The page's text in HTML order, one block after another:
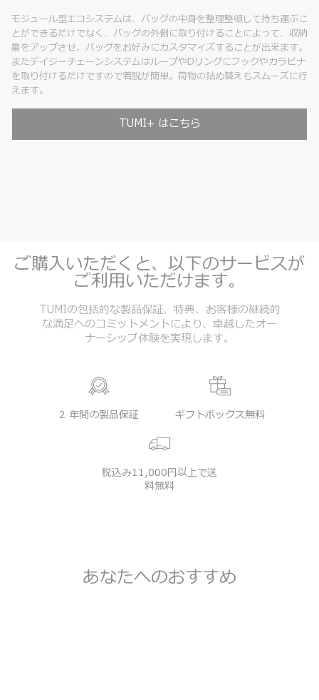
モジュール型エコシステムは、バッグの中身を整理整頓して持ち運ぶこ
とができるだけでなく、バッグの外側に取り付けることによって、収納
量をアップさせ、バッグをお好みにカスタマイズすることが出来ます。
またデイジーチェーンシステムはループやDリングにフックやカラビナ
を取り付けるだけですので着脱が簡単。荷物の詰め替えもスムーズに行
えます。
TUMI+ はこちら
ご購入いただくと、以下のサービスが
ご利用いただけます。
TUMIの包括的な製品保証、特典、お客様の継続的
な満足へのコミットメントにより、卓越したオー
ナーシップ体験を実現します。
2 年間の製品保証 ギフトボックス無料
税込み11,000円以上で送
料無料
あなたへのおすすめ